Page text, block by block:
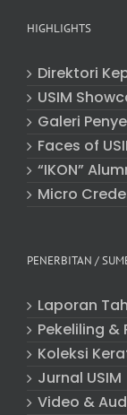
HIGHLIGHTS
Direktori
USIM
Galeri
Faces of
“IKON”
Micro
PENERBITAN /
Laporan
Pekeliling &
Koleksi
Jurnal USIM
Video &